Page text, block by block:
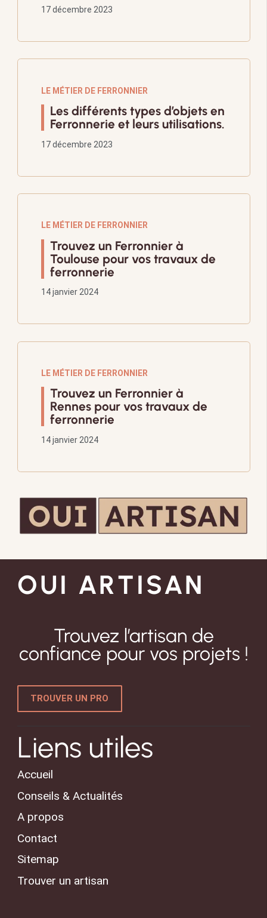
17 décembre 2023
LE MÉTIER DE FERRONNIER
Les différents types d’objets en
Ferronnerie et leurs utilisations.
17 décembre 2023
LE MÉTIER DE FERRONNIER
Trouvez un Ferronnier à
Toulouse pour vos travaux de
ferronnerie
14 janvier 2024
LE MÉTIER DE FERRONNIER
Trouvez un Ferronnier à
Rennes pour vos travaux de
ferronnerie
14 janvier 2024
OUI ARTISAN
Trouvez l’artisan de
confiance pour vos projets !
TROUVER UN PRO
Liens utiles
Accueil
Conseils & Actualités
A propos
Contact
Sitemap
Trouver un artisan